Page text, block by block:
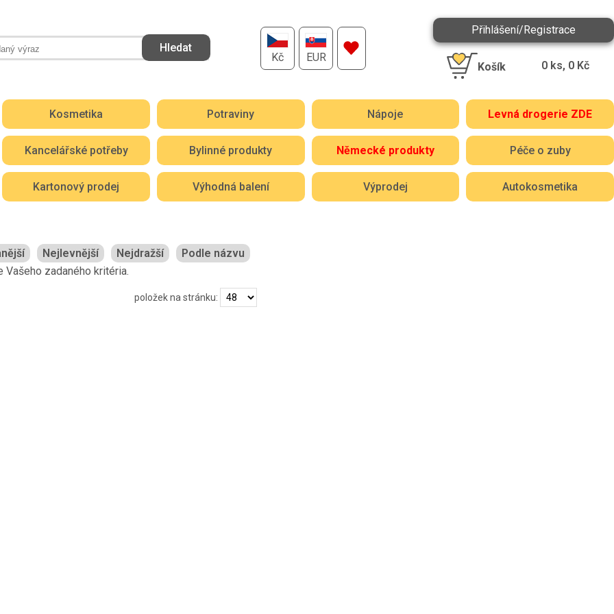
Kč EUR
Přihlášení/Registrace
Košík 0 ks, 0 Kč
Kosmetika Potraviny Nápoje Levná drogerie ZDE
Kancelářské potřeby Bylinné produkty Německé produkty Péče o zuby
Kartonový prodej Výhodná balení Výprodej Autokosmetika
Nejlevnější Nejdražší
Podle názvu
zadaného kritéria.
položek na stránku: